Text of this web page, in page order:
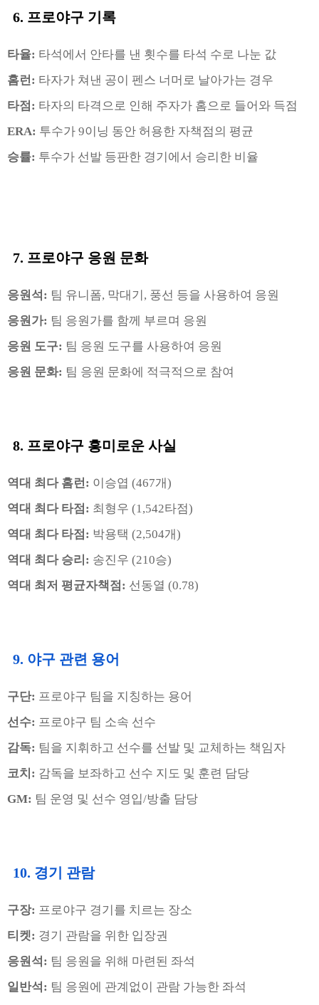
6. 프로야구 기록
타율: 타석에서 안타를 낸 횟수를 타석 수로 나눈 값
홈런: 타자가 쳐낸 공이 펜스 너머로 날아가는 경우
타점: 타자의 타격으로 인해 주자가 홈으로 들어와 득점
ERA: 투수가 9이닝 동안 허용한 자책점의 평균
승률: 투수가 선발 등판한 경기에서 승리한 비율
7. 프로야구 응원 문화
응원석: 팀 유니폼, 막대기, 풍선 등을 사용하여 응원
응원가: 팀 응원가를 함께 부르며 응원
응원 도구: 팀 응원 도구를 사용하여 응원
응원 문화: 팀 응원 문화에 적극적으로 참여
8. 프로야구 흥미로운 사실
역대 최다 홈런: 이승엽 (467개)
역대 최다 타점: 최형우 (1,542타점)
역대 최다 타점: 박용택 (2,504개)
역대 최다 승리: 송진우 (210승)
역대 최저 평균자책점: 선동열 (0.78)
9. 야구 관련 용어
구단: 프로야구 팀을 지칭하는 용어
선수: 프로야구 팀 소속 선수
감독: 팀을 지휘하고 선수를 선발 및 교체하는 책임자
코치: 감독을 보좌하고 선수 지도 및 훈련 담당
GM: 팀 운영 및 선수 영입/방출 담당
10. 경기 관람
구장: 프로야구 경기를 치르는 장소
티켓: 경기 관람을 위한 입장권
응원석: 팀 응원을 위해 마련된 좌석
일반석: 팀 응원에 관계없이 관람 가능한 좌석